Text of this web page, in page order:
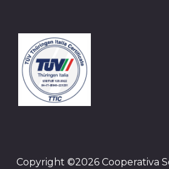
Copyright ©2026 Cooperativa